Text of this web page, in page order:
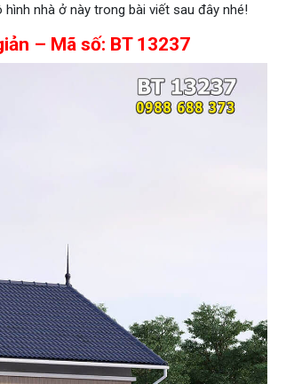
nhà ở này trong bài viết sau đây nhé!
– Mã số: BT 13237